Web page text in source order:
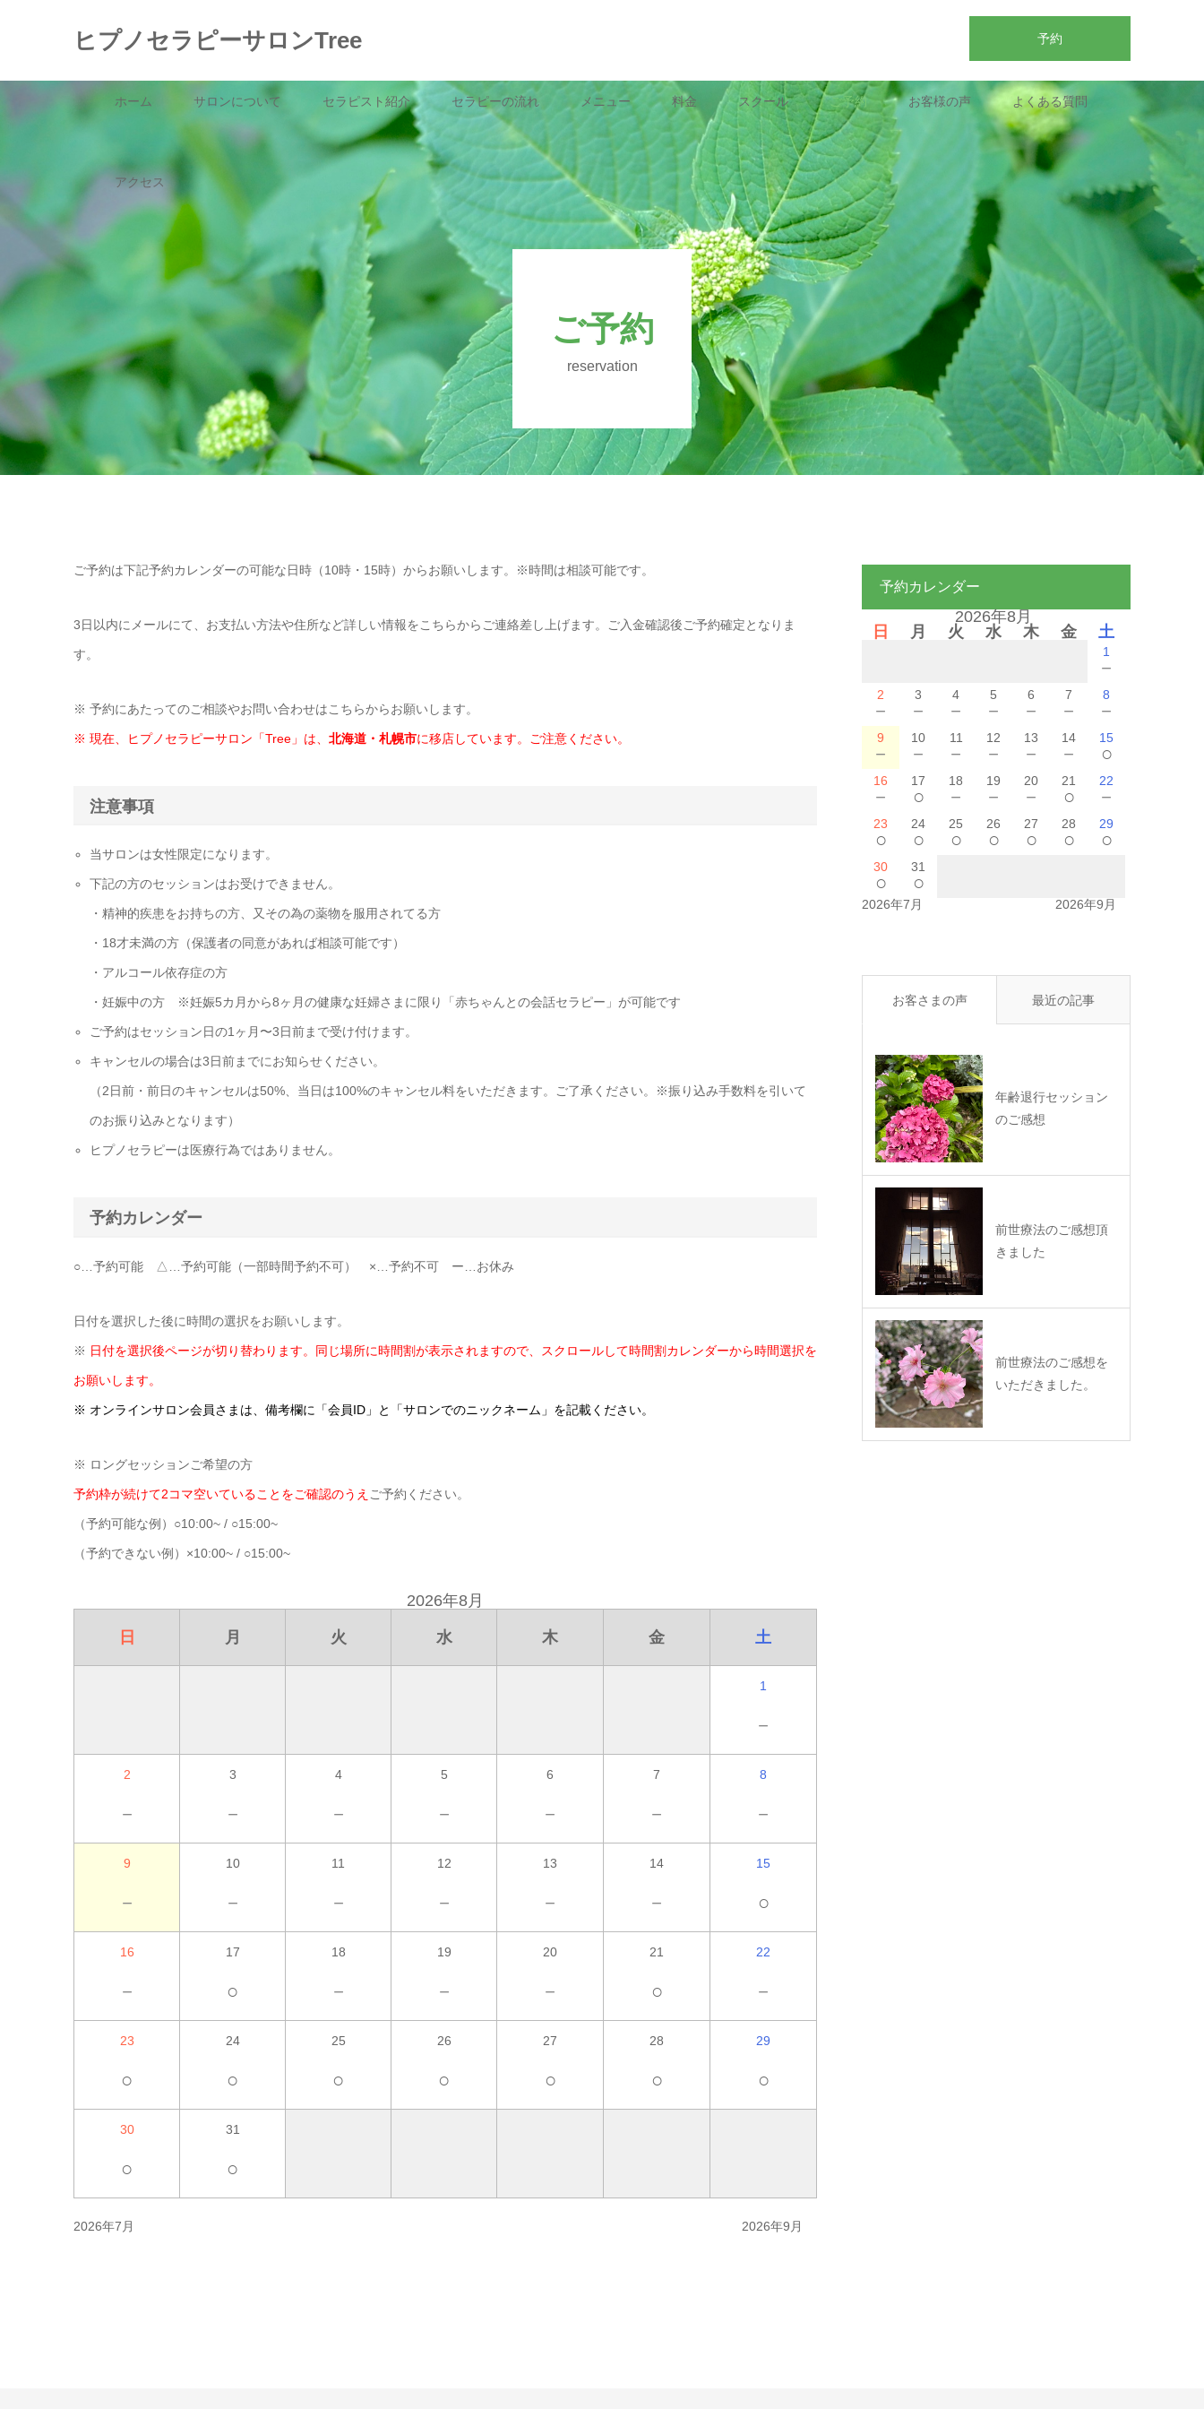
ヒプノセラピーサロンTree 予約
ホーム サロンについて セラピスト紹介 セラピーの流れ メニュー 料金 スクール ご予約 お客様の声 よくある質問
アクセス
ご予約
reservation
ご予約は下記予約カレンダーの可能な日時（10時・15時）からお願いします。※時間は相談可能です。
3日以内にメールにて、お支払い方法や住所など詳しい情報をこちらからご連絡差し上げます。ご入金確認後ご予約確定となりま
す。
※ 予約にあたってのご相談やお問い合わせはこちらからお願いします。
※ 現在、ヒプノセラピーサロン「Tree」は、 北海道・札幌市に移店しています。ご注意ください。
注意事項
当サロンは女性限定になります。
下記の方のセッションはお受けできません。
・精神的疾患をお持ちの方、又その為の薬物を服用されてる方
・18才未満の方（保護者の同意があれば相談可能です）
・アルコール依存症の方
・妊娠中の方 ※妊娠5カ月から8ヶ月の健康な妊婦さまに限り「赤ちゃんとの会話セラピー」が可能です
ご予約はセッション日の1ヶ月〜3日前まで受け付けます。
キャンセルの場合は3日前までにお知らせください。
（2日前・前日のキャンセルは50%、当日は100%のキャンセル料をいただきます。ご了承ください。※振り込み手数料を引いて
のお振り込みとなります）
ヒプノセラピーは医療行為ではありません。
予約カレンダー
○…予約可能 △…予約可能（一部時間予約不可） ×…予約不可 ー…お休み
日付を選択した後に時間の選択をお願いします。
※ 日付を選択後ページが切り替わります。同じ場所に時間割が表示されますので、スクロールして時間割カレンダーから時間選択を
お願いします。
※ オンラインサロン会員さまは、備考欄に「会員ID」と「サロンでのニックネーム」を記載ください。
※ ロングセッションご希望の方
予約枠が続けて2コマ空いていることをご確認のうえ ご予約ください。
（予約可能な例）○10:00~ / ○15:00~
（予約できない例）×10:00~ / ○15:00~
2026年8月
日 月 火 水 木 金 土
1
－
2
－
3
－
4
－
5
－
6
－
7
－
8
－
9
－
10
－
11
－
12
－
13
－
14
－
15
○
16
－
17
○
18
－
19
－
20
－
21
○
22
－
23
○
24
○
25
○
26
○
27
○
28
○
29
○
30
○
31
○
2026年7月 2026年9月
予約カレンダー
2026年8月
日
月 火 水 木 金 土
1
－
2
－
3
－
4
－
5
－
6
－
7
－
8
－
9
－
10
－
11
－
12
－
13
－
14
－
15
○
16
－
17
○
18
－
19
－
20
－
21
○
22
－
23
○
24
○
25
○
26
○
27
○
28
○
29
○
30
○
31
○
2026年7月 2026年9月
お客さまの声 最近の記事
年齢退行セッション
のご感想
前世療法のご感想頂
きました
前世療法のご感想を
いただきました。